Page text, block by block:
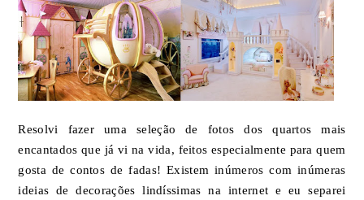
Resolvi fazer uma seleção de fotos dos quartos mais
encantados que já vi na vida, feitos especialmente para quem
gosta de contos de fadas! Existem inúmeros com inúmeras
ideias de decorações lindíssimas na internet e eu separei